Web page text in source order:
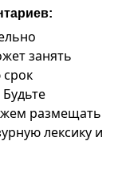
занять
размещать
лексику и